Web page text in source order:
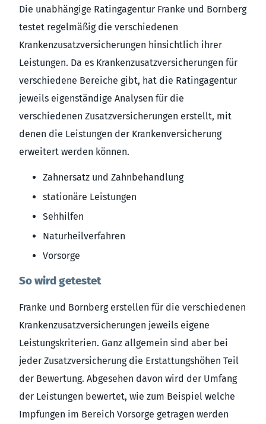
Die unabhängige Ratingagentur Franke und Bornberg
testet regelmäßig die verschiedenen
Krankenzusatzversicherungen hinsichtlich ihrer
Leistungen. Da es Krankenzusatzversicherungen für
verschiedene Bereiche gibt, hat die Ratingagentur
jeweils eigenständige Analysen für die
verschiedenen Zusatzversicherungen erstellt, mit
denen die Leistungen der Krankenversicherung
erweitert werden können.
Zahnersatz und Zahnbehandlung
stationäre Leistungen
Sehhilfen
Naturheilverfahren
Vorsorge
So wird getestet
Franke und Bornberg erstellen für die verschiedenen
Krankenzusatzversicherungen jeweils eigene
Leistungskriterien. Ganz allgemein sind aber bei
jeder Zusatzversicherung die Erstattungshöhen Teil
der Bewertung. Abgesehen davon wird der Umfang
der Leistungen bewertet, wie zum Beispiel welche
Impfungen im Bereich Vorsorge getragen werden